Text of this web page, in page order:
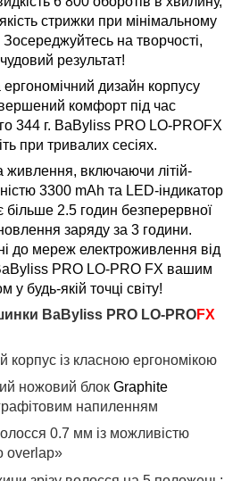
стрижки при мінімальному
Зосереджуйтесь на творчості,
результат!
дизайн корпусу
комфорт під час
344 г. BaByliss PRO LO-PROFX
при тривалих сесіях.
живлення, включаючи літій-
3300 mAh та LED-індикатор
більше 2.5 годин безперервної
заряду за 3 години.
до мереж електроживлення від
PRO LO-PRO FX вашим
у будь-якій точці світу!
BaByliss PRO LO-PROFX
корпус із класною ергономікою
ножовий блок Graphite
напиленням
0.7 мм із можливістю
overlap»